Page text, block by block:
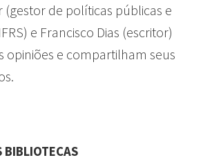
(gestor de políticas públicas e
e Francisco Dias (escritor)
opiniões e compartilham seus
BIBLIOTECAS